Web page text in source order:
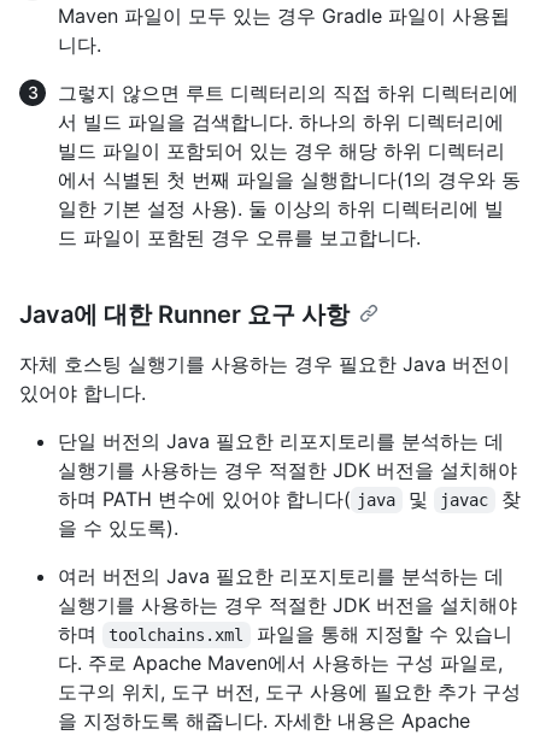
Maven 파일이 모두 있는 경우 Gradle 파일이 사용됩
니다.
그렇지 않으면 루트 디렉터리의 직접 하위 디렉터리에
서 빌드 파일을 검색합니다. 하나의 하위 디렉터리에
빌드 파일이 포함되어 있는 경우 해당 하위 디렉터리
에서 식별된 첫 번째 파일을 실행합니다(1의 경우와 동
일한 기본 설정 사용). 둘 이상의 하위 디렉터리에 빌
드 파일이 포함된 경우 오류를 보고합니다.
Java에 대한 Runner 요구 사항
자체 호스팅 실행기를 사용하는 경우 필요한 Java 버전이
있어야 합니다.
단일 버전의 Java 필요한 리포지토리를 분석하는 데
실행기를 사용하는 경우 적절한 JDK 버전을 설치해야
하며 PATH 변수에 있어야 합니다( java 및 javac
찾
을 수 있도록).
여러 버전의 Java 필요한 리포지토리를 분석하는 데
실행기를 사용하는 경우 적절한 JDK 버전을 설치해야
하며
toolchains.xml
파일을 통해 지정할 수 있습니
다. 주로 Apache Maven에서 사용하는 구성 파일로,
도구의 위치, 도구 버전, 도구 사용에 필요한 추가 구성
을 지정하도록 해줍니다. 자세한 내용은 Apache